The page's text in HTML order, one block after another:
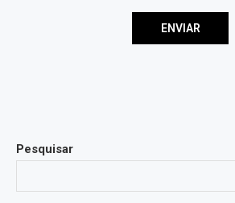
Pesquisar